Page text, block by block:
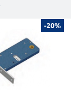
-20%